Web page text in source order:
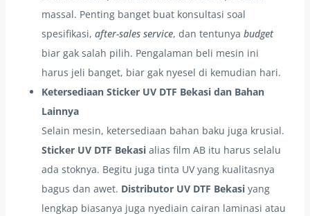
massal. Penting banget buat konsultasi soal
spesifikasi, after-sales service, dan tentunya budget
biar gak salah pilih. Pengalaman beli mesin ini
harus jeli banget, biar gak nyesel di kemudian hari.
Ketersediaan Sticker UV DTF Bekasi dan Bahan
Lainnya
Selain mesin, ketersediaan bahan baku juga krusial.
Sticker UV DTF Bekasi alias film AB itu harus selalu
ada stoknya. Begitu juga tinta UV yang kualitasnya
bagus dan awet. Distributor UV DTF Bekasi yang
lengkap biasanya juga nyediain cairan laminasi atau